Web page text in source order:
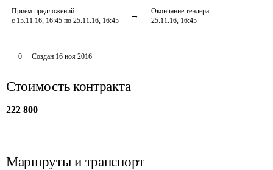
Приём предложений
с 15.11.16, 16:45 по 25.11.16, 16:45
Окончание тендера
25.11.16, 16:45
0 Создан 16 ноя 2016
Стоимость контракта
222 800
Маршруты и транспорт